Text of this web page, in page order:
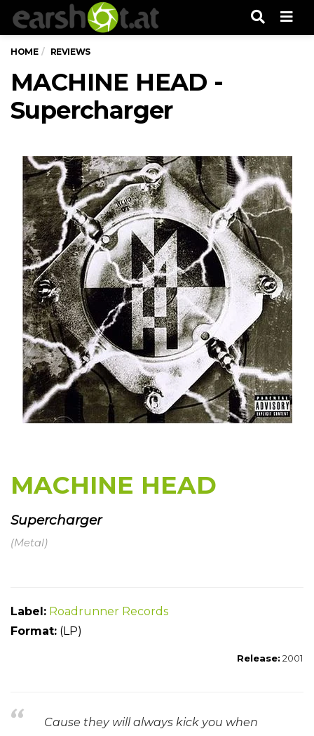
HOME REVIEWS
MACHINE HEAD -
Supercharger
MACHINE HEAD
Supercharger
(Metal)
Label: Roadrunner Records
Format: (LP)
Release: 2001
Cause they will always kick you when